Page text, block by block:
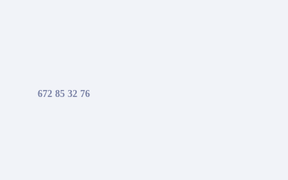
672 85 32 76